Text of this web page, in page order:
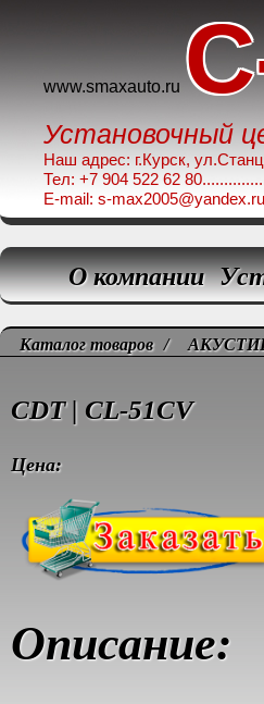
www.smaxauto.ru
Установочный
Наш адрес: г.Курск,
Тел: +7 904 522 62
E-mail: s-
О компании
Каталог товаров /
CDT | CL-51CV
Цена:
Описание: